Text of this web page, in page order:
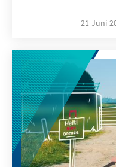
erweisen sich21 Juni